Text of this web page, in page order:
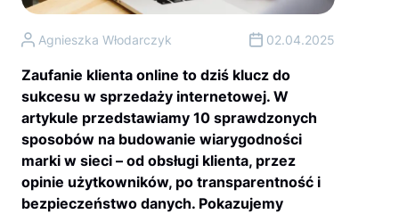
Zaufanie klienta online to dziś klucz do
sukcesu w sprzedaży internetowej. W
artykule przedstawiamy 10 sprawdzonych
sposobów na budowanie wiarygodności
marki w sieci – od obsługi klienta, przez
opinie użytkowników, po transparentność i
bezpieczeństwo danych. Pokazujemy
Agnieszka Włodarczyk 02.04.2025